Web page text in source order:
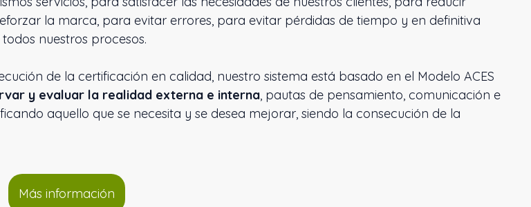
la marca, para evitar errores, para evitar pérdidas de tiempo y en definitiva
nuestros procesos.
de la certificación en calidad, nuestro sistema está basado en el Modelo ACES
y evaluar la realidad externa e interna, pautas de pensamiento, comunicación e
aquello que se necesita y se desea mejorar, siendo la consecución de la
Más información